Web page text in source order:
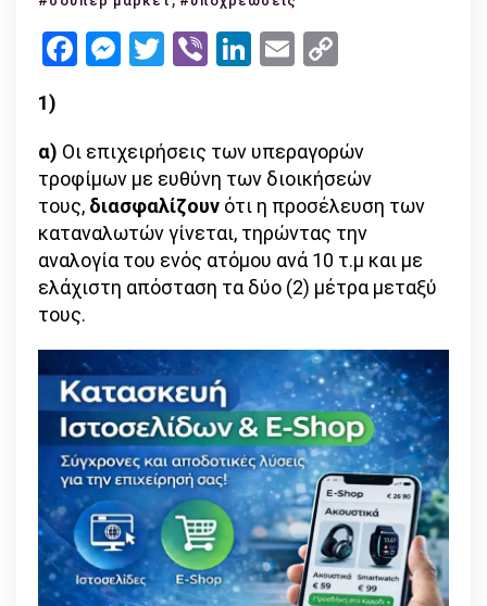
Facebook
Messenger
Twitter
ViberLinkedIn
Email
1)
α) Οι επιχειρήσεις των υπεραγορών
τροφίμων με ευθύνη των διοικήσεών
τους, διασφαλίζουν ότι η προσέλευση των
καταναλωτών γίνεται, τηρώντας την
αναλογία του ενός ατόμου ανά 10 τ.μ και με
ελάχιστη απόσταση τα δύο (2) μέτρα μεταξύ
τους.